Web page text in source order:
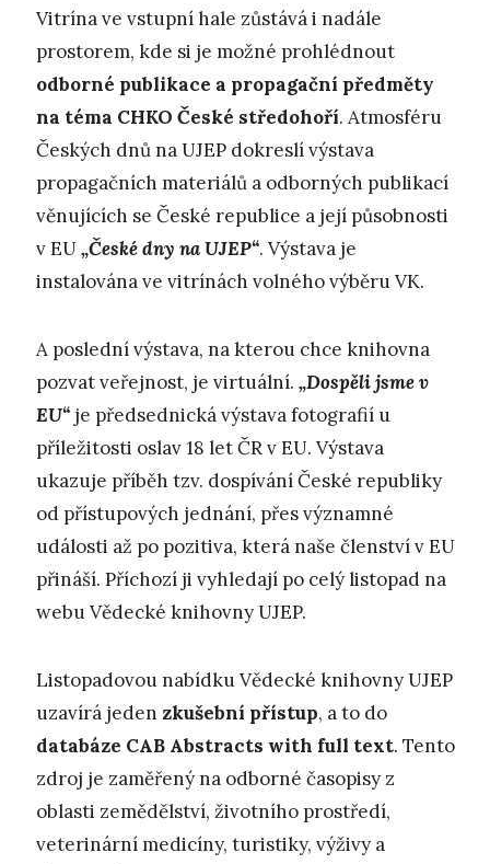
Vitrína ve vstupní hale zůstává i nadále
prostorem, kde si je možné prohlédnout
odborné publikace a propagační předměty
na téma CHKO České středohoří. Atmosféru
Českých dnů na UJEP dokreslí výstava
propagačních materiálů a odborných publikací
věnujících se České republice a její působnosti
v EU „České dny na UJEP“. Výstava je
instalována ve vitrínách volného výběru VK.
A poslední výstava, na kterou chce knihovna
pozvat veřejnost, je virtuální. „Dospěli jsme v
EU“ je předsednická výstava fotografií u
příležitosti oslav 18 let ČR v EU. Výstava
ukazuje příběh tzv. dospívání České republiky
od přístupových jednání, přes významné
události až po pozitiva, která naše členství v EU
přináší. Příchozí ji vyhledají po celý listopad na
webu Vědecké knihovny UJEP.
Listopadovou nabídku Vědecké knihovny UJEP
uzavírá jeden zkušební přístup, a to do
databáze CAB Abstracts with full text. Tento
zdroj je zaměřený na odborné časopisy z
oblasti zemědělství, životního prostředí,
veterinární medicíny, turistiky, výživy a